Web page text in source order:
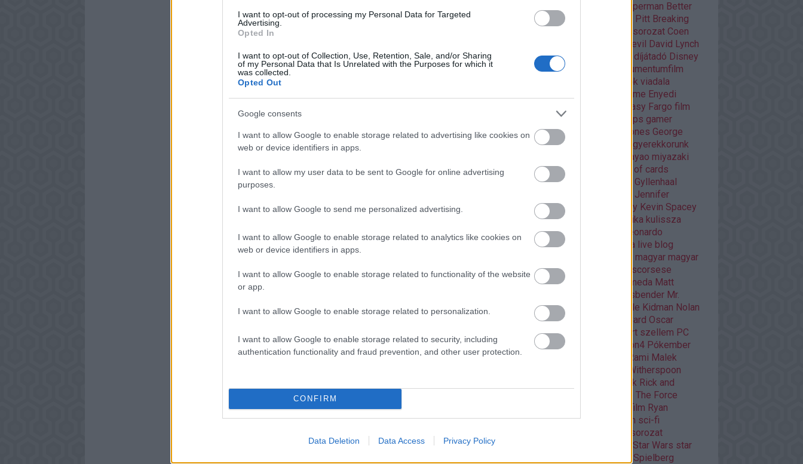
I want to opt-out of processing my Personal Data for Targeted
Advertising.
Opted In
I want to opt-out of Collection, Use, Retention, Sale, and/or Sharing
of my Personal Data that Is Unrelated with the Purposes for which it
was collected.
Opted Out
Google consents
I want to allow Google to enable storage related to advertising like cookies on
web or device identifiers in apps.
I want to allow my user data to be sent to Google for online advertising
purposes.
I want to allow Google to send me personalized advertising.
I want to allow Google to enable storage related to analytics like cookies on
web or device identifiers in apps.
I want to allow Google to enable storage related to functionality of the website
or app.
I want to allow Google to enable storage related to personalization.
I want to allow Google to enable storage related to security, including
authentication functionality and fraud prevention, and other user protection.
CONFIRM
Data Deletion Data Access Privacy Policy
Batman V Superman Better
Call Saul
Bosszúállók Brad Pitt Breaking
cikksorozat Coen
Daredevil David Lynch
Deadpool díjátadó Disney
disztópia Doctor Who
dokumentumfilm
Éhezők viadala
Enders Game Enyedi
fantasy Fargo film
filmfesztivál fps gamer
gamer percek
Game of thrones George
Lucas Ghibli
gyerekkorunk
hayao miyazaki
HBO HBO GO
house of cards
Hunger games
Jake Gyllenhaal
Jennifer
Lawrence kaland képregény Kevin Spacey
klasszikus
kritika kulissza
kultfilm kultuszfilmekről
Leonardo
DiCaprio Liam Neeson lista live blog
magyar magyar
film Margot Robbie
martin scorsese
Marvel mass effect andromeda Matt
Michael Fassbender Mr.
Robot musical Nicole Kidman Nolan
Nolan filmek
Orson Scott Card Oscar
Oscarra várva
Páncélba zárt szellem PC
Pixar playstation playstation4 Pókember
politika
Rami Malek
Reese Witherspoon
retro filmek Rick and
Road to The Force
rövidfilm Ryan
Gosling Scarlett Johansson sci-fi
sorozat
Star Wars star
Steven Spielberg